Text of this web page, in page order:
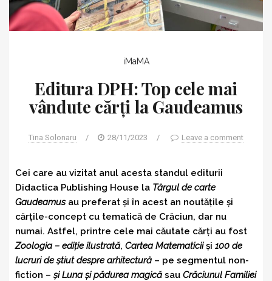
iMaMA
Editura DPH: Top cele mai
vândute cărți la Gaudeamus
Tina Solonaru / 28/11/2023 / Leave a comment
Cei care au vizitat anul acesta standul editurii
Didactica Publishing House la Târgul de carte
Gaudeamusau preferat și în acest an noutățile și
cărțile-concept cu tematică de Crăciun, dar nu
numai. Astfel, printre cele mai căutate cărți au fost
Zoologia – ediție ilustrată, Cartea Matematiciiși 100 de
lucruri de știut despre arhitectură – pe segmentul non-
fiction –și Luna și pădurea magică sau Crăciunul Familiei